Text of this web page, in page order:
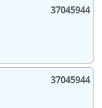
37045999
37046007
37045944
37045944